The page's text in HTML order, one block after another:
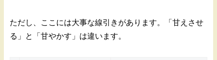
ただし、ここには大事な線引きがあります。「甘えさせ
る」と「甘やかす」は違います。